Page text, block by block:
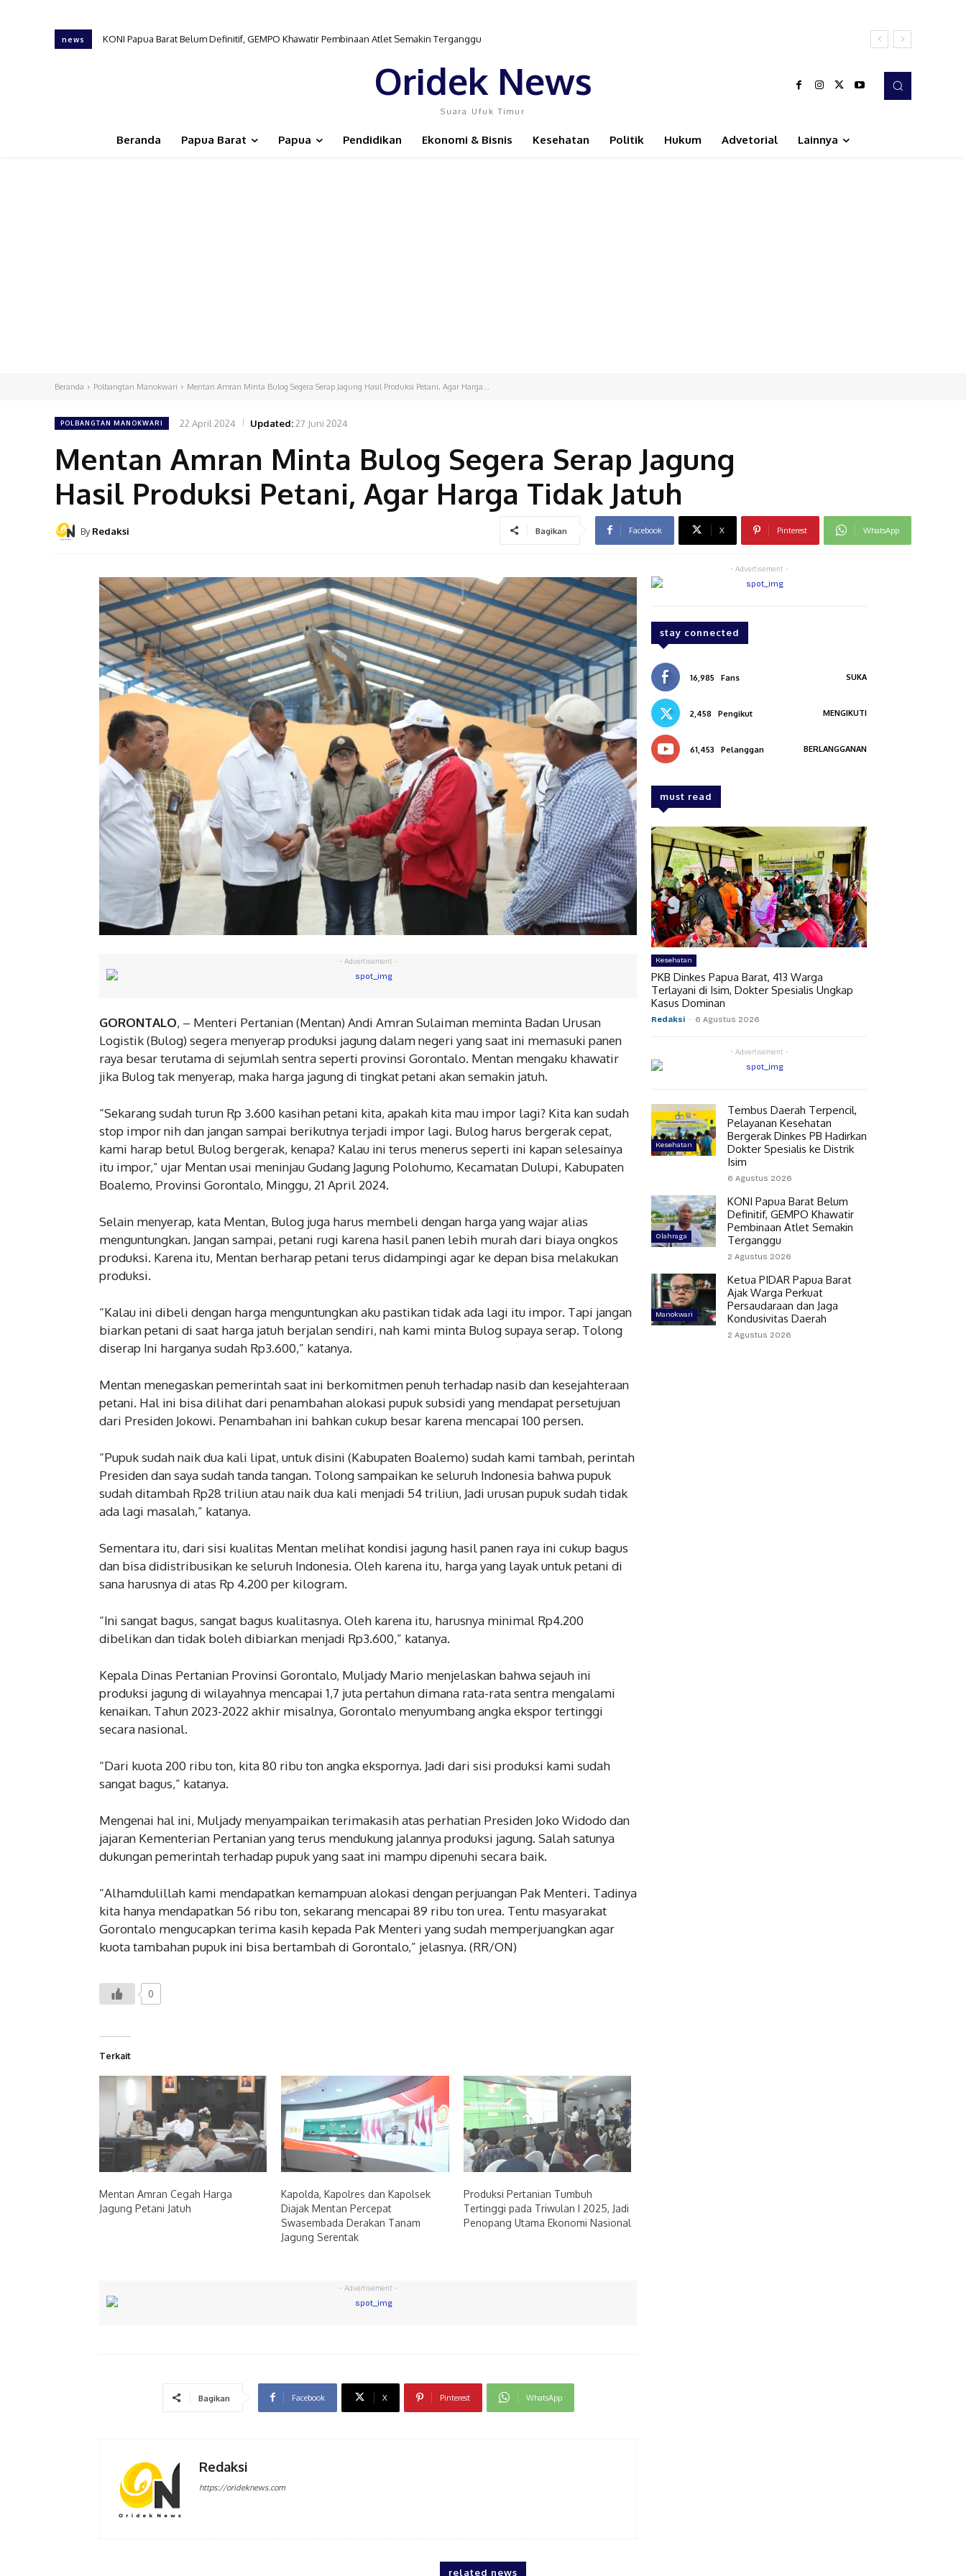
news KONI Papua Barat Belum Definitif, GEMPO Khawatir Pembinaan Atlet Semakin Terganggu
Oridek News
Suara Ufuk Timur
Beranda Papua Barat Papua Pendidikan Ekonomi & Bisnis Kesehatan Politik Hukum Advetorial Lainnya
Beranda Polbangtan Manokwari Mentan Amran Minta Bulog Segera Serap Jagung Hasil Produksi Petani, Agar Harga...
POLBANGTAN MANOKWARI 22 April 2024 Updated:27 Juni 2024
Mentan Amran Minta Bulog Segera Serap Jagung
Hasil Produksi Petani, Agar Harga Tidak Jatuh
By Redaksi Bagikan Facebook X Pinterest WhatsApp
- Advertisement -
GORONTALO, – Menteri Pertanian (Mentan) Andi Amran Sulaiman meminta Badan Urusan
Logistik (Bulog) segera menyerap produksi jagung dalam negeri yang saat ini memasuki panen
raya besar terutama di sejumlah sentra seperti provinsi Gorontalo. Mentan mengaku khawatir
jika Bulog tak menyerap, maka harga jagung di tingkat petani akan semakin jatuh.
“Sekarang sudah turun Rp 3.600 kasihan petani kita, apakah kita mau impor lagi? Kita kan sudah
stop impor nih dan jangan sampai berikutnya terjadi impor lagi. Bulog harus bergerak cepat,
kami harap betul Bulog bergerak, kenapa? Kalau ini terus menerus seperti ini kapan selesainya
itu impor,” ujar Mentan usai meninjau Gudang Jagung Polohumo, Kecamatan Dulupi, Kabupaten
Boalemo, Provinsi Gorontalo, Minggu, 21 April 2024.
Selain menyerap, kata Mentan, Bulog juga harus membeli dengan harga yang wajar alias
menguntungkan. Jangan sampai, petani rugi karena hasil panen lebih murah dari biaya ongkos
produksi. Karena itu, Mentan berharap petani terus didampingi agar ke depan bisa melakukan
produksi.
“Kalau ini dibeli dengan harga menguntungkan aku pastikan tidak ada lagi itu impor. Tapi jangan
biarkan petani di saat harga jatuh berjalan sendiri, nah kami minta Bulog supaya serap. Tolong
diserap Ini harganya sudah Rp3.600,” katanya.
Mentan menegaskan pemerintah saat ini berkomitmen penuh terhadap nasib dan kesejahteraan
petani. Hal ini bisa dilihat dari penambahan alokasi pupuk subsidi yang mendapat persetujuan
dari Presiden Jokowi. Penambahan ini bahkan cukup besar karena mencapai 100 persen.
“Pupuk sudah naik dua kali lipat, untuk disini (Kabupaten Boalemo) sudah kami tambah, perintah
Presiden dan saya sudah tanda tangan. Tolong sampaikan ke seluruh Indonesia bahwa pupuk
sudah ditambah Rp28 triliun atau naik dua kali menjadi 54 triliun, Jadi urusan pupuk sudah tidak
ada lagi masalah,” katanya.
Sementara itu, dari sisi kualitas Mentan melihat kondisi jagung hasil panen raya ini cukup bagus
dan bisa didistribusikan ke seluruh Indonesia. Oleh karena itu, harga yang layak untuk petani di
sana harusnya di atas Rp 4.200 per kilogram.
“Ini sangat bagus, sangat bagus kualitasnya. Oleh karena itu, harusnya minimal Rp4.200
dibelikan dan tidak boleh dibiarkan menjadi Rp3.600,” katanya.
Kepala Dinas Pertanian Provinsi Gorontalo, Muljady Mario menjelaskan bahwa sejauh ini
produksi jagung di wilayahnya mencapai 1,7 juta pertahun dimana rata-rata sentra mengalami
kenaikan. Tahun 2023-2022 akhir misalnya, Gorontalo menyumbang angka ekspor tertinggi
secara nasional.
“Dari kuota 200 ribu ton, kita 80 ribu ton angka ekspornya. Jadi dari sisi produksi kami sudah
sangat bagus,” katanya.
Mengenai hal ini, Muljady menyampaikan terimakasih atas perhatian Presiden Joko Widodo dan
jajaran Kementerian Pertanian yang terus mendukung jalannya produksi jagung. Salah satunya
dukungan pemerintah terhadap pupuk yang saat ini mampu dipenuhi secara baik.
“Alhamdulillah kami mendapatkan kemampuan alokasi dengan perjuangan Pak Menteri. Tadinya
kita hanya mendapatkan 56 ribu ton, sekarang mencapai 89 ribu ton urea. Tentu masyarakat
Gorontalo mengucapkan terima kasih kepada Pak Menteri yang sudah memperjuangkan agar
kuota tambahan pupuk ini bisa bertambah di Gorontalo,” jelasnya. (RR/ON)
0
Terkait
Mentan Amran Cegah Harga
Jagung Petani Jatuh
Kapolda, Kapolres dan Kapolsek
Diajak Mentan Percepat
Swasembada Derakan Tanam
Jagung Serentak
Produksi Pertanian Tumbuh
Tertinggi pada Triwulan I 2025, Jadi
Penopang Utama Ekonomi Nasional
- Advertisement -
Bagikan Facebook X Pinterest WhatsApp
Redaksi
https://orideknews.com
- Advertisement -
stay connected
16,985 Fans SUKA
2,458 Pengikut MENGIKUTI
61,453 Pelanggan BERLANGGANAN
must read
Kesehatan
PKB Dinkes Papua Barat, 413 Warga
Terlayani di Isim, Dokter Spesialis Ungkap
Kasus Dominan
Redaksi - 6 Agustus 2026
- Advertisement -
Kesehatan
Tembus Daerah Terpencil,
Pelayanan Kesehatan
Bergerak Dinkes PB Hadirkan
Dokter Spesialis ke Distrik
Isim
6 Agustus 2026
Olahraga
KONI Papua Barat Belum
Definitif, GEMPO Khawatir
Pembinaan Atlet Semakin
Terganggu
2 Agustus 2026
Manokwari
Ketua PIDAR Papua Barat
Ajak Warga Perkuat
Persaudaraan dan Jaga
Kondusivitas Daerah
2 Agustus 2026
related news